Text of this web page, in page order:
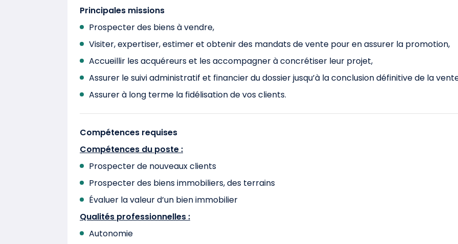
Principales missions
Prospecter des biens à vendre,
Visiter, expertiser, estimer et obtenir des mandats de vente pour en assurer la promotion,
Accueillir les acquéreurs et les accompagner à concrétiser leur projet,
Assurer le suivi administratif et financier du dossier jusqu’à la conclusion définitive de la
Assurer à long terme la fidélisation de vos clients.
Compétences requises
Compétences du poste :
Prospecter de nouveaux clients
Prospecter des biens immobiliers, des terrains
Évaluer la valeur d’un bien immobilier
Qualités professionnelles :
Autonomie